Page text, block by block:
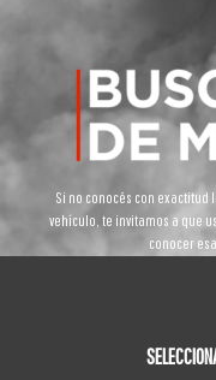
Si no conocés con
vehículo, te invitamos a que
conocer